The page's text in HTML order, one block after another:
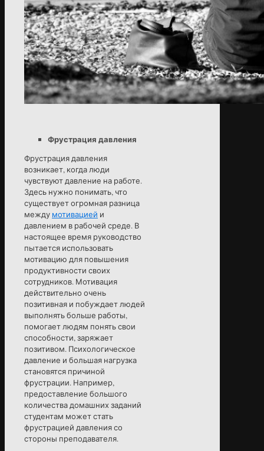
Фрустрация давления
Фрустрация давления
возникает, когда люди
чувствуют давление на работе.
Здесь нужно понимать, что
существует огромная разница
между мотивацией и
давлением в рабочей среде. В
настоящее время руководство
пытается использовать
мотивацию для повышения
продуктивности своих
сотрудников. Мотивация
действительно очень
позитивная и побуждает людей
выполнять больше работы,
помогает людям понять свои
способности, заряжает
позитивом. Психологическое
давление и большая нагрузка
становятся причиной
фрустрации. Например,
предоставление большого
количества домашних заданий
студентам может стать
фрустрацией давления со
стороны преподавателя.